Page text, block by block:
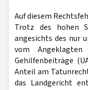
Auf diesem
Trotz des hohen
angesichts des nur
vom
Gehilfenbeiträge
Anteil am
das Landgericht